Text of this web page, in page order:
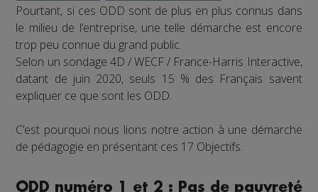
Pourtant, si ces ODD sont de plus en plus connus dans
le milieu de l’entreprise, une telle démarche est encore
trop peu connue du grand public.
Selon un sondage 4D / WECF / France-Harris Interactive,
datant de juin 2020, seuls 15 % des Français savent
expliquer ce que sont les ODD.
C’est pourquoi nous lions notre action à une démarche
de pédagogie en présentant ces 17 Objectifs.
ODD numéro 1 et 2 : Pas de pauvreté